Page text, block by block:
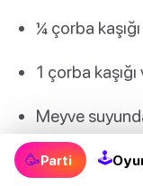
¼ çorba
1 çorba
Meyve
1 çorba
🥳Parti 🕹